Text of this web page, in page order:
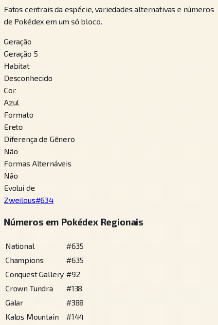
Fatos centrais da espécie, variedades alternativas e números
de Pokédex em um só bloco.
Geração
Geração 5
Habitat
Desconhecido
Cor
Azul
Formato
Ereto
Diferença de Gênero
Não
Formas Alternáveis
Não
Evolui de
Zweilous#634
Números em Pokédex Regionais
National #635
Champions
#635
Conquest Gallery #92
Crown Tundra
#138
Galar
#388
Kalos Mountain
#144